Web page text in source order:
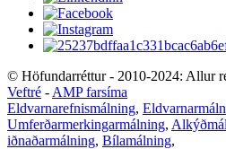
© Höfundarréttur - 2010-2024: Allur
Veftré - AMP farsíma
Eldvarnarefnismálning,
Umferðarmerkingarmálning,
iðnaðarmálning, Bílamálning,